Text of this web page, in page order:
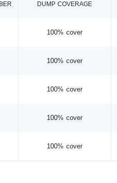
DUMP COVERAGE
100% cover
100% cover
100% cover
100% cover
100% cover